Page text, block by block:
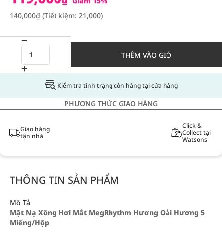
140,000₫(Tiết kiệm: 21,000)
THÊM VÀO GIỎ
Kiểm tra tình trạng còn hàng tại cửa hàng
PHƯƠNG THỨC GIAO HÀNG
Giao hàng
tận nhà
Click &
Collect tại
Watsons
THÔNG TIN SẢN PHẨM
Mô Tả
Mặt Nạ Xông Hơi Mắt MegRhythm Hương Oải Hương 5
Miếng/Hộp